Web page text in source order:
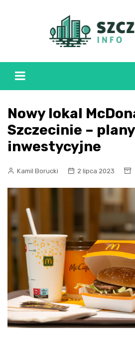
Nowy lokal
Szczecinie – plany
inwestycyjne
Kamil Borucki 2 lipca 2023